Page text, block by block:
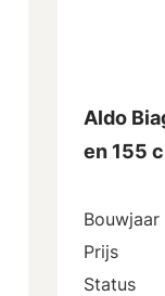
Aldo
en 155
Bouwjaar
Prijs
Status